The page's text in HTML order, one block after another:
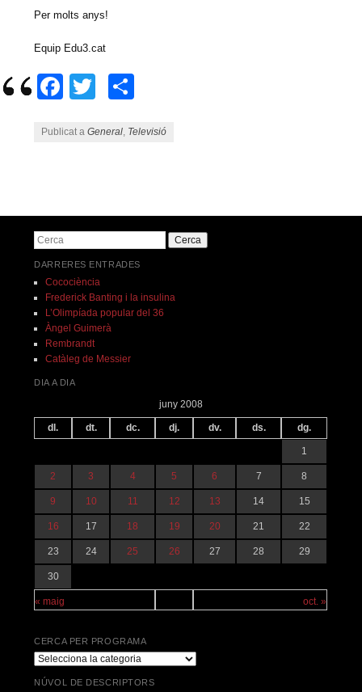
Per molts anys!
Equip Edu3.cat
Facebook
Twitter
Publicat aGeneral, Televisió
Cerca
DARRERES ENTRADES
Cocociència
Frederick Banting i la insulina
L’Olimpíada popular del 36
Àngel Guimerà
Rembrandt
Catàleg de Messier
DIA A DIA
juny 2008
dl. dt. dc. dj. dv. ds. dg.
« maig oct. »
1
2 3 4 5 6 7 8
9 10 11 12 13 14 15
16 17 18 19 20 21 22
23 24 25 26 27 28 29
30
CERCA PER PROGRAMA
Cerca
per
NÚVOL DE DESCRIPTORS